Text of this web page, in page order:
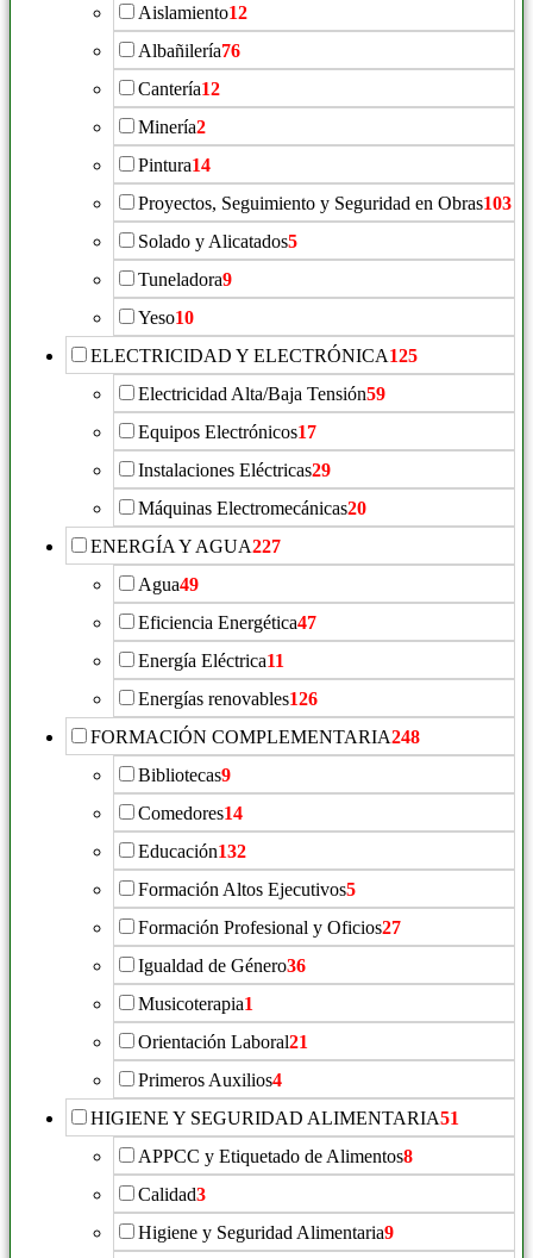
Aislamiento12
Albañilería76
Cantería12
Minería2
Pintura14
Proyectos, Seguimiento y Seguridad en Obras103
Solado y Alicatados5
Tuneladora9
Yeso10
ELECTRICIDAD Y ELECTRÓNICA125
Electricidad Alta/Baja Tensión59
Equipos Electrónicos17
Instalaciones Eléctricas29
Máquinas Electromecánicas20
ENERGÍA Y AGUA227
Agua49
Eficiencia Energética47
Energía Eléctrica11
Energías renovables126
FORMACIÓN COMPLEMENTARIA248
Bibliotecas9
Comedores14
Educación132
Formación Altos Ejecutivos5
Formación Profesional y Oficios27
Igualdad de Género36
Musicoterapia1
Orientación Laboral21
Primeros Auxilios4
HIGIENE Y SEGURIDAD ALIMENTARIA51
APPCC y Etiquetado de Alimentos8
Calidad3
Higiene y Seguridad Alimentaria9